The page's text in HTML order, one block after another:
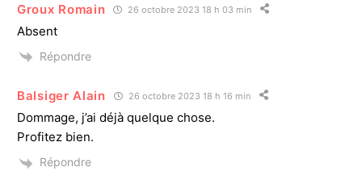
Groux Romain 26 octobre 2023 18 h 03 min
Absent
Répondre
Balsiger Alain 26 octobre 2023 18 h 16 min
Dommage, j’ai déjà quelque chose.
Profitez bien.
Répondre